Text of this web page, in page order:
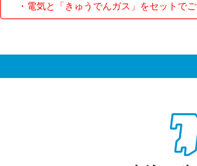
・電気と「きゅうでんガス」をセットで